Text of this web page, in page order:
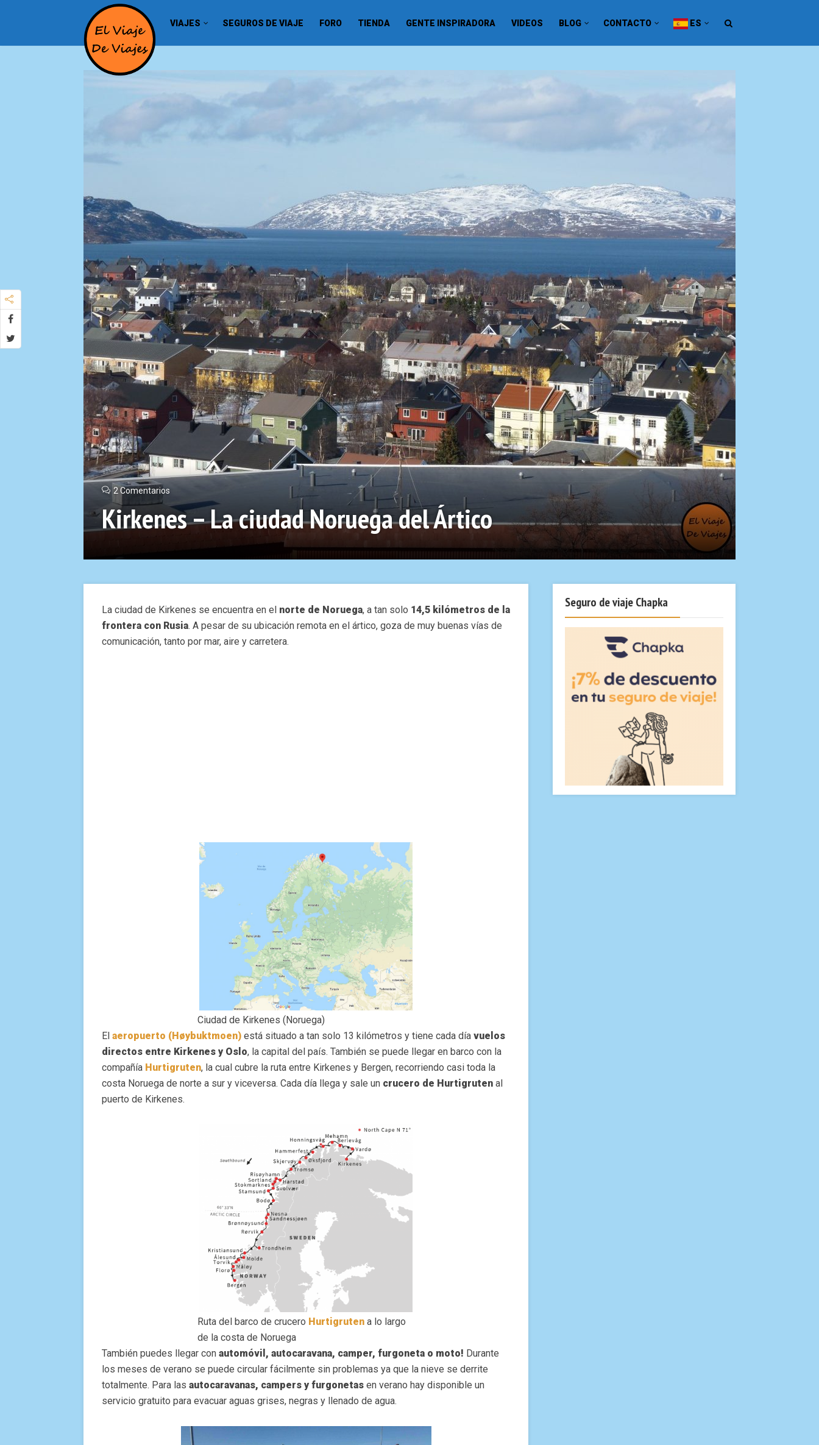
VIAJES SEGUROS DE VIAJE FORO TIENDA GENTE INSPIRADORA VIDEOS BLOG CONTACTO ES
2 Comentarios
Kirkenes – La ciudad Noruega del Ártico
La ciudad de Kirkenes se encuentra en el norte de Noruega, a tan solo 14,5 kilómetros de la
frontera con Rusia. A pesar de su ubicación remota en el ártico, goza de muy buenas vías de
comunicación, tanto por mar, aire y carretera.
Ciudad de Kirkenes (Noruega)
El aeropuerto (Høybuktmoen) está situado a tan solo 13 kilómetros y tiene cada día vuelos
directos entre Kirkenes y Oslo, la capital del país. También se puede llegar en barco con la
compañía Hurtigruten, la cual cubre la ruta entre Kirkenes y Bergen, recorriendo casi toda la
costa Noruega de norte a sur y viceversa. Cada día llega y sale un crucero de Hurtigruten al
puerto de Kirkenes.
Ruta del barco de crucero Hurtigruten a lo largo
de la costa de Noruega
También puedes llegar con automóvil, autocaravana, camper, furgoneta o moto! Durante
los meses de verano se puede circular fácilmente sin problemas ya que la nieve se derrite
totalmente. Para las autocaravanas, campers y furgonetas en verano hay disponible un
servicio gratuito para evacuar aguas grises, negras y llenado de agua.
Seguro de viaje Chapka